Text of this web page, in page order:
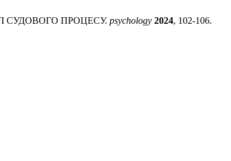
СУДОВОГО ПРОЦЕСУ. psychology 2024, 102-106.